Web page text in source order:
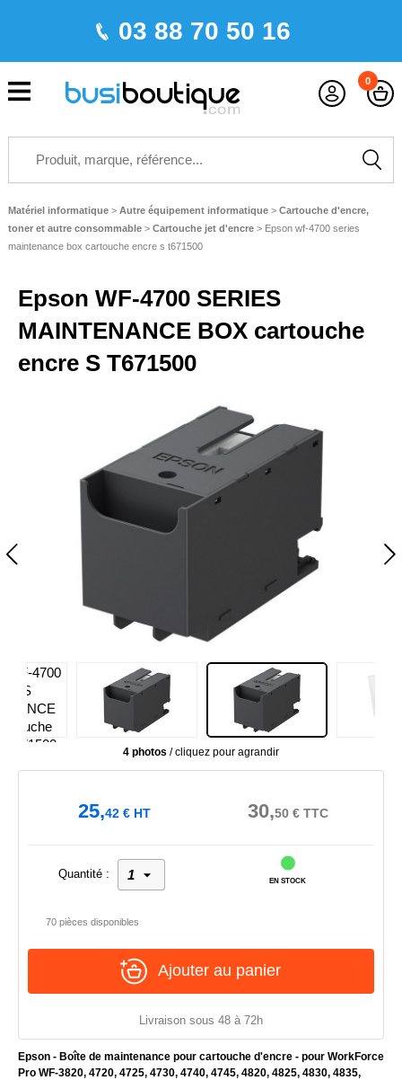
03 88 70 50 16
0
Matériel informatique > Autre équipement informatique > Cartouche d'encre,
toner et autre consommable > Cartouche jet d'encre> Epson wf-4700 series
maintenance box cartouche encre s t671500
Epson WF-4700 SERIES
MAINTENANCE BOX cartouche
encre S T671500
4 photos / cliquez pour agrandir
Epson - Boîte de maintenance pour cartouche d'encre - pour WorkForce
Pro WF-3820, 4720, 4725, 4730, 4740, 4745, 4820, 4825, 4830, 4835,
25,42€HT 30,50€TTC
Quantité :
EN STOCK
70 pièces disponibles
Ajouter au panier
Livraison sous 48 à 72h